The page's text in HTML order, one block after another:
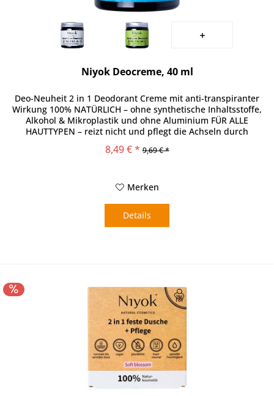
Niyok Deocreme, 40 ml
Deo-Neuheit 2 in 1 Deodorant Creme mit anti-transpiranter
Wirkung 100% NATÜRLICH – ohne synthetische Inhaltsstoffe,
Alkohol & Mikroplastik und ohne Aluminium FÜR ALLE
HAUTTYPEN – reizt nicht und pflegt die Achseln durch
8,49 € * 9,69 € *
Merken
Details